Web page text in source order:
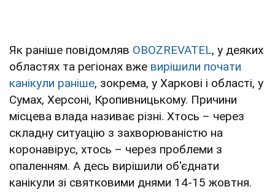
Як раніше повідомляв OBOZREVATEL, у деяких
областях та регіонах вже вирішили почати
канікули раніше, зокрема, у Харкові і області, у
Сумах, Херсоні, Кропивницькому. Причини
місцева влада називає різні. Хтось – через
складну ситуацію з захворюваністю на
коронавірус, хтось – через проблеми з
опаленням. А десь вирішили об'єднати
канікули зі святковими днями 14-15 жовтня.